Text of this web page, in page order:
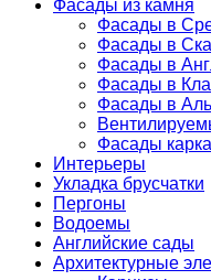
Фасады из камня
Фасады в
Фасады в
Фасады в
Фасады в
Фасады в
Фасады
Интерьеры
Укладка брусчатки
Пергоны
Водоемы
Английские сады
Архитектурные